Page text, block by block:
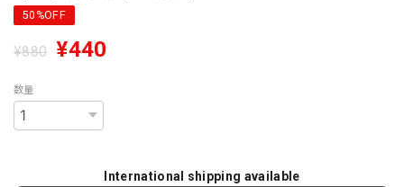
50%OFF
¥880 ¥440
数量
International shipping available